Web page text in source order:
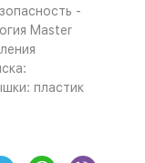
-
Master
пластик